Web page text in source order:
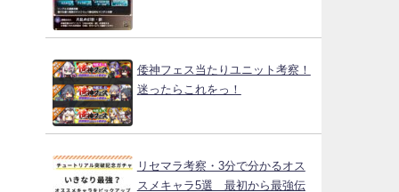
倭神フェス当たりユニット考察！
迷ったらこれをっ！
リセマラ考察・3分で分かるオス
スメキャラ5選 最初から最強伝